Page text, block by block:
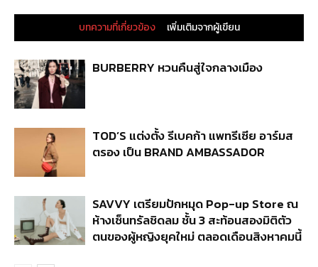
บทความที่เกี่ยวข้อง เพิ่มเติมจากผู้เขียน
BURBERRY หวนคืนสู่ใจกลางเมือง
TOD’S แต่งตั้ง รีเบคก้า แพทรีเซีย อาร์มส
ตรอง เป็น BRAND AMBASSADOR
SAVVY เตรียมปักหมุด Pop-up Store ณ
ห้างเซ็นทรัลชิดลม ชั้น 3 สะท้อนสองมิติตัว
ตนของผู้หญิงยุคใหม่ ตลอดเดือนสิงหาคมนี้